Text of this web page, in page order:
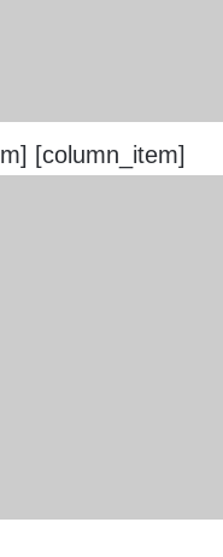
[column_item]